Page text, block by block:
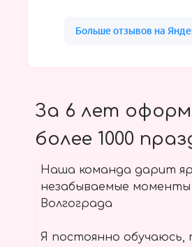
За 6 лет
более 1000
Наша команда дарит
незабываемые
Волгограда
Я постоянно обучаюсь,